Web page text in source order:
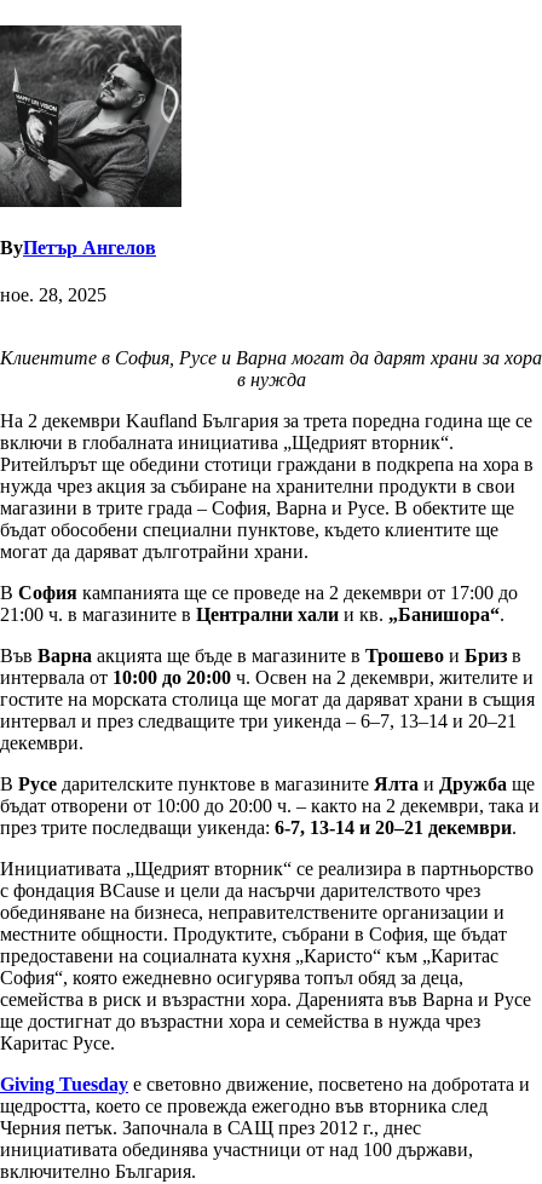
ByПетър Ангелов
ное. 28, 2025
Клиентите в София, Русе и Варна могат да дарят храни за хора
в нужда
На 2 декември Kaufland България за трета поредна година ще се
включи в глобалната инициатива „Щедрият вторник“.
Ритейлърът ще обедини стотици граждани в подкрепа на хора в
нужда чрез акция за събиране на хранителни продукти в свои
магазини в трите града – София, Варна и Русе. В обектите ще
бъдат обособени специални пунктове, където клиентите ще
могат да даряват дълготрайни храни.
В София кампанията ще се проведе на 2 декември от 17:00 до
21:00 ч. в магазините в Централни хали и кв. „Банишора“.
Във Варна акцията ще бъде в магазините в Трошево и Бриз в
интервала от 10:00 до 20:00 ч. Освен на 2 декември, жителите и
гостите на морската столица ще могат да даряват храни в същия
интервал и през следващите три уикенда – 6–7, 13–14 и 20–21
декември.
В Русе дарителските пунктове в магазините Ялта и Дружба ще
бъдат отворени от 10:00 до 20:00 ч. – както на 2 декември, така и
през трите последващи уикенда: 6-7, 13-14 и 20–21 декември.
Инициативата „Щедрият вторник“ се реализира в партньорство
с фондация BCause и цели да насърчи дарителството чрез
обединяване на бизнеса, неправителствените организации и
местните общности. Продуктите, събрани в София, ще бъдат
предоставени на социалната кухня „Каристо“ към „Каритас
София“, която ежедневно осигурява топъл обяд за деца,
семейства в риск и възрастни хора. Даренията във Варна и Русе
ще достигнат до възрастни хора и семейства в нужда чрез
Каритас Русе.
Giving Tuesday е световно движение, посветено на добротата и
щедростта, което се провежда ежегодно във вторника след
Черния петък. Започнала в САЩ през 2012 г., днес
инициативата обединява участници от над 100 държави,
включително България.